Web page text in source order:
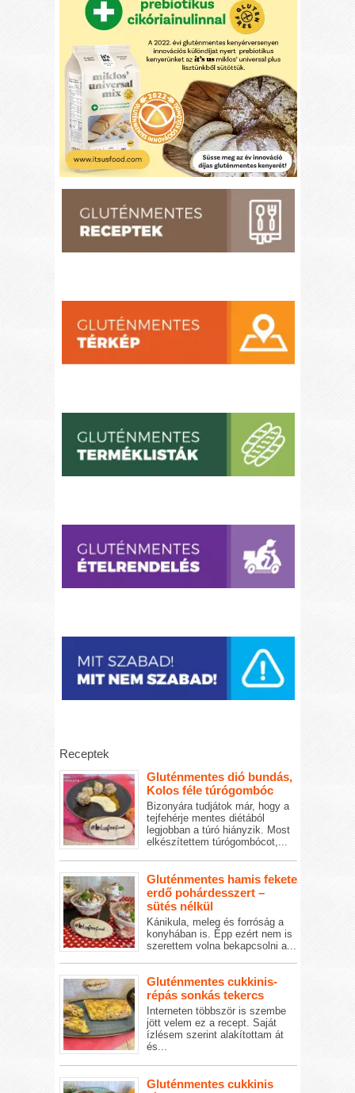
Receptek
Gluténmentes dió bundás,
Kolos féle túrógombóc
Bizonyára tudjátok már, hogy a
tejfehérje mentes diétából
legjobban a túró hiányzik. Most
elkészítettem túrógombócot,...
Gluténmentes hamis fekete
erdő pohárdesszert –
sütés nélkül
Kánikula, meleg és forróság a
konyhában is. Épp ezért nem is
szerettem volna bekapcsolni a...
Gluténmentes cukkinis-
répás sonkás tekercs
Interneten többször is szembe
jött velem ez a recept. Saját
ízlésem szerint alakítottam át
és...
Gluténmentes cukkinis